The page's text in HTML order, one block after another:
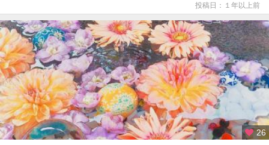
上
野
・
東
京
ス
カ
イ
ツ
リ
ー
投稿日：１年以上前
26